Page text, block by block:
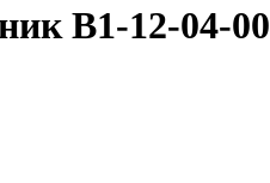
В1-12-04-00